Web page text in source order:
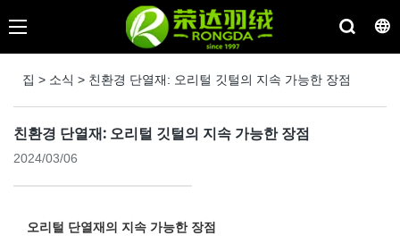
집 > 소식 > 친환경 단열재: 오리털 깃털의 지속 가능한 장점
친환경 단열재: 오리털 깃털의 지속 가능한 장점
2024/03/06
오리털 단열재의 지속 가능한 장점